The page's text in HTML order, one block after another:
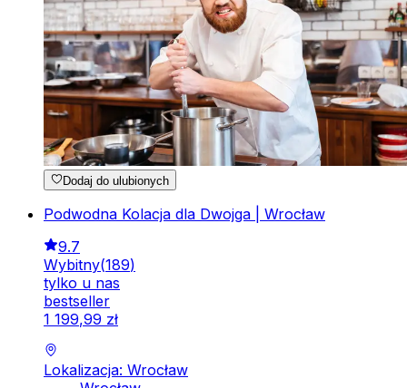
Dodaj do ulubionych
Podwodna Kolacja dla Dwojga | Wrocław
9.7
Wybitny(189)
tylko u nas
bestseller
1 199,99 zł
Lokalizacja: Wrocław